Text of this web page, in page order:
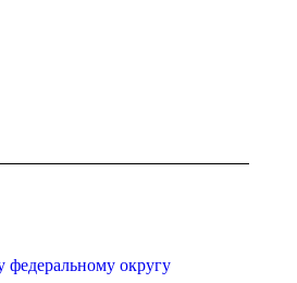
федеральному округу